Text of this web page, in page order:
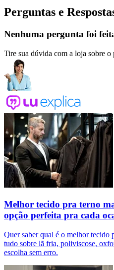
Perguntas e
Nenhuma pergunta foi
Tire sua dúvida com a loja sobre o
Melhor tecido pra terno
opção perfeita pra cada
Quer saber qual é o melhor tecido
tudo sobre lã fria, poliviscose,
escolha sem erro.